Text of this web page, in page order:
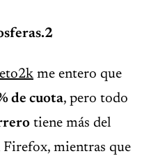
me entero que
de cuota, pero todo
tiene más del
mientras que